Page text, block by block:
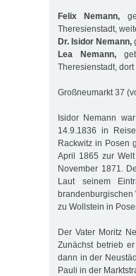
Felix Nemann,
Theresienstadt,
Dr. Isidor Nemann,
Lea Nemann,
Theresienstadt,
Großneumarkt 37
Isidor Nemann
14.9.1836 in
Rackwitz in Posen
April 1865 zur
November 1871.
Laut seinem
brandenburgischen
zu Wollstein in
Der Vater Moritz
Zunächst betrieb
dann in der
Pauli in der